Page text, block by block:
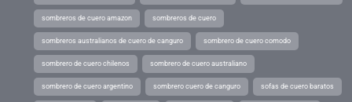
sombreros de cuero amazon sombreros de cuero
sombreros australianos de cuero de canguro sombrero de cuero comodo
sombrero de cuero chilenos sombrero de cuero australiano
sombrero de cuero argentino sombrero cuero de canguro sofas de cuero baratos